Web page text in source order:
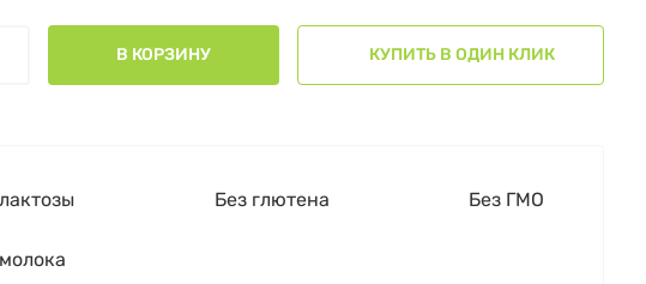
В КОРЗИНУ КУПИТЬ В ОДИН КЛИК
Без глютена Без ГМО